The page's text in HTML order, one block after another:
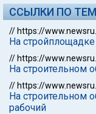
ССЫЛКИ ПО
// https://
На
// https://
На строительном
// https://
На строительном
рабочий